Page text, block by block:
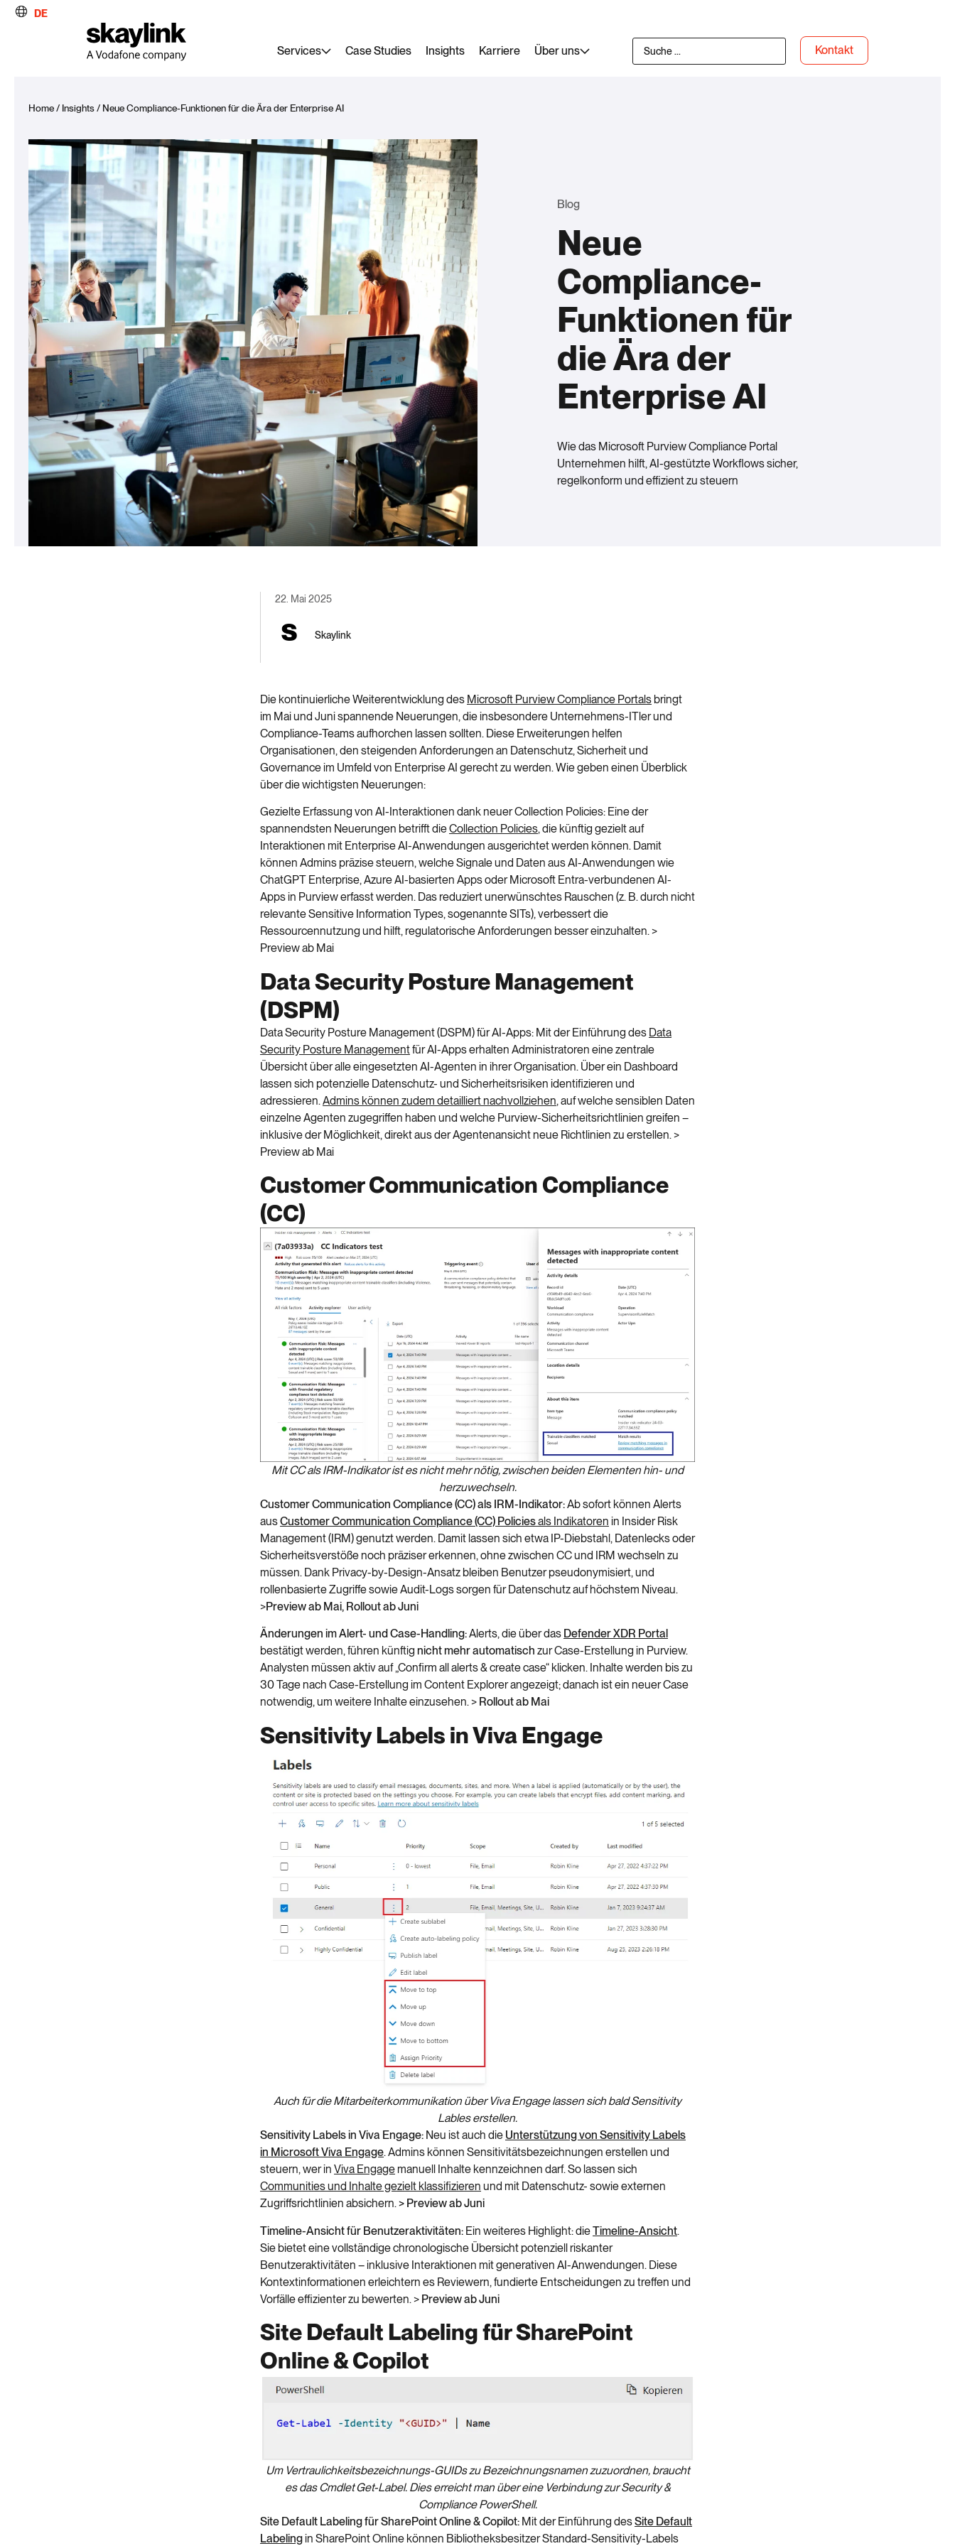
DE
Services Case Studies Insights Karriere Über uns Kontakt
Home/ Insights/ Neue Compliance-Funktionen für die Ära der Enterprise AI
Blog
Neue
Compliance-
Funktionen für
die Ära der
Enterprise AI
Wie das Microsoft Purview Compliance Portal
Unternehmen hilft, AI-gestützte Workflows sicher,
regelkonform und effizient zu steuern
22. Mai 2025
Skaylink
Die kontinuierliche Weiterentwicklung des Microsoft Purview Compliance Portals bringt
im Mai und Juni spannende Neuerungen, die insbesondere Unternehmens-ITlerund
Compliance-Teams aufhorchen lassen sollten. Diese Erweiterungen helfen
Organisationen, den steigenden Anforderungen an Datenschutz, Sicherheit und
Governanceim Umfeld von Enterprise AI gerecht zu werden. Wie geben einen Überblick
über die wichtigsten Neuerungen:
Gezielte Erfassung von AI-Interaktionen dank neuer Collection Policies: Eine der
spannendsten Neuerungen betrifft dieCollection Policies,die künftig gezielt auf
Interaktionen mit Enterprise AI-Anwendungen ausgerichtet werden können. Damit
können Admins präzise steuern, welche Signale und Daten aus AI-Anwendungen wie
ChatGPT Enterprise, Azure AI-basierten Apps oder Microsoft Entra-verbundenen AI-
Apps in Purviewerfasst werden. Das reduziert unerwünschtes Rauschen (z. B. durch nicht
relevante Sensitive Information Types,sogenannteSITs), verbessert die
Ressourcennutzung und hilft, regulatorische Anforderungen besser einzuhalten.>
Preview ab Mai
Data Security Posture Management
(DSPM)
Data Security Posture Management(DSPM)für AI-Apps: Mit der Einführung des Data
Security Posture Managementfür AI-Apps erhalten Administratoren eine zentrale
Übersicht über alle eingesetzten AI-Agenten in ihrer Organisation. Über ein Dashboard
lassen sich potenzielle Datenschutz- und Sicherheitsrisiken identifizieren und
adressieren. Admins können zudem detailliert nachvollziehen, auf welche sensiblen Daten
einzelne Agenten zugegriffen haben und welche Purview-Sicherheitsrichtlinien greifen –
inklusiveder Möglichkeit, direkt aus der Agentenansicht neue Richtlinien zu erstellen. >
Preview ab Mai
Customer Communication Compliance
(CC)
Mit CC als IRM-Indikator ist es nicht mehr nötig, zwischen beiden Elementen hin- und
herzuwechseln.
Customer Communication Compliance (CC) als IRM-Indikator:Ab sofort können Alerts
ausCustomer Communication Compliance (CC) Policiesals Indikatoren in Insider Risk
Management (IRM) genutzt werden. Damit lassen sich etwa IP-Diebstahl, Datenlecks oder
Sicherheitsverstöße noch präziser erkennen, ohne zwischen CC und IRM wechseln zu
müssen. Dank Privacy-by-Design-Ansatz bleiben Benutzer pseudonymisiert, und
rollenbasierte Zugriffe sowie Audit-Logs sorgen für Datenschutz auf höchstem Niveau.
>Preview ab Mai, Rollout ab Juni
Änderungen im Alert- und Case-Handling:Alerts, die über das Defender XDR Portal
bestätigt werden, führen künftig nicht mehr automatisch zur Case-Erstellung in Purview.
Analysten müssen aktiv auf „Confirm all alerts & create case“ klicken. Inhalte werden bis zu
30 Tage nach Case-Erstellung im Content Explorer angezeigt; danach ist ein neuer Case
notwendig, um weitere Inhalte einzusehen. > Rollout ab Mai
Sensitivity Labels in Viva Engage
Auch für die Mitarbeiterkommunikation über Viva Engage lassen sich bald Sensitivity
Lables erstellen.
Sensitivity Labels in Viva Engage: Neu ist auch die Unterstützung von Sensitivity Labels
in Microsoft Viva Engage. Admins können Sensitivitätsbezeichnungen erstellen und
steuern, wer in Viva Engage manuell Inhalte kennzeichnen darf. So lassen sich
Communities und Inhalte gezielt klassifizieren und mit Datenschutz- sowie externen
Zugriffsrichtlinien absichern.> Preview ab Juni
Timeline-Ansicht für Benutzeraktivitäten: Ein weiteres Highlight: dieTimeline-Ansicht.
Sie bietet eine vollständige chronologische Übersicht potenziell riskanter
Benutzeraktivitäten – inklusive Interaktionen mit generativen AI-Anwendungen. Diese
Kontextinformationen erleichtern es Reviewern, fundierte Entscheidungen zu treffen und
Vorfälle effizienter zu bewerten. > Preview ab Juni
Site Default Labeling für SharePoint
Online & Copilot
Um Vertraulichkeitsbezeichnungs-GUIDs zu Bezeichnungsnamen zuzuordnen, braucht
es das Cmdlet Get-Label. Dies erreicht man über eine Verbindung zur Security &
Compliance PowerShell.
Site Default Labeling für SharePoint Online & Copilot: Mit der Einführung desSite Default
Labelingin SharePoint Online können Bibliotheksbesitzer Standard-Sensitivity-Labels